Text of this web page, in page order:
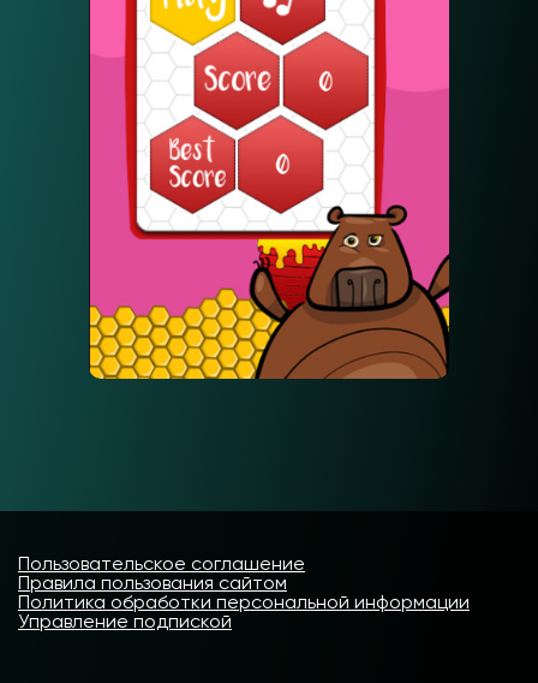
Пользовательское соглашение
Правила пользования сайтом
Политика обработки персональной информации
Управление подпиской